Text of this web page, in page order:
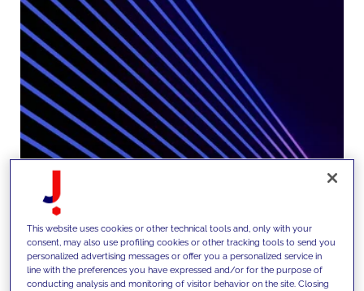
This website uses cookies or other technical tools and, only with your
consent, may also use profiling cookies or other tracking tools to send you
personalized advertising messages or offer you a personalized service in
line with the preferences you have expressed and/or for the purpose of
conducting analysis and monitoring of visitor behavior on the site. Closing